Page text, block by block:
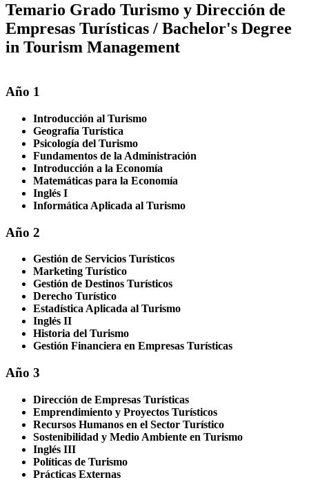
Temario Grado Turismo y Dirección de
Empresas Turísticas / Bachelor's Degree
in Tourism Management
Año 1
Introducción al Turismo
Geografía Turística
Psicología del Turismo
Fundamentos de la Administración
Introducción a la Economía
Matemáticas para la Economía
Inglés I
Informática Aplicada al Turismo
Año 2
Gestión de Servicios Turísticos
Marketing Turístico
Gestión de Destinos Turísticos
Derecho Turístico
Estadística Aplicada al Turismo
Inglés II
Historia del Turismo
Gestión Financiera en Empresas Turísticas
Año 3
Dirección de Empresas Turísticas
Emprendimiento y Proyectos Turísticos
Recursos Humanos en el Sector Turístico
Sostenibilidad y Medio Ambiente en Turismo
Inglés III
Políticas de Turismo
Prácticas Externas